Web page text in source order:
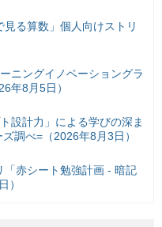
る算数」個人向けストリ
ニングイノベーショングラ
年8月5日）
設計力」による学びの深ま
調べ=（2026年8月3日）
「赤シート勉強計画 - 暗記
）